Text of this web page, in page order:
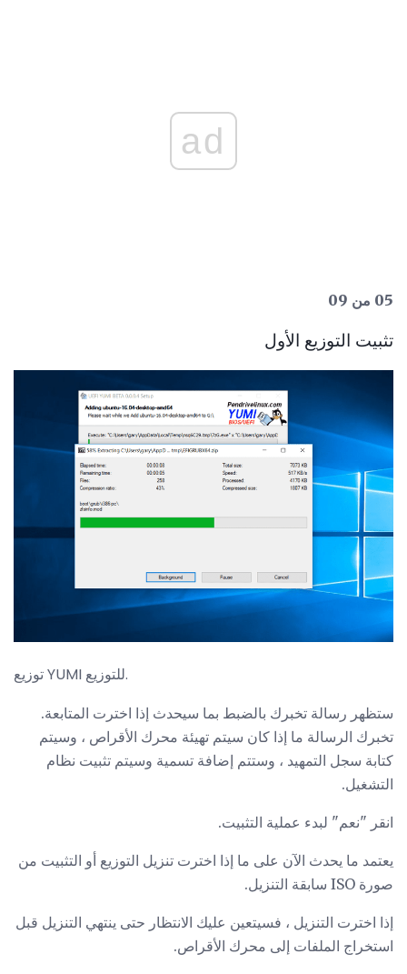
ad
05 من 09
تثبيت التوزيع الأول
توزيع YUMI للتوزيع.
ستظهر رسالة تخبرك بالضبط بما سيحدث إذا اخترت المتابعة.
تخبرك الرسالة ما إذا كان سيتم تهيئة محرك الأقراص ، وسيتم
كتابة سجل التمهيد ، وستتم إضافة تسمية وسيتم تثبيت نظام
التشغيل.
انقر "نعم" لبدء عملية التثبيت.
يعتمد ما يحدث الآن على ما إذا اخترت تنزيل التوزيع أو التثبيت من
صورة ISO سابقة التنزيل.
إذا اخترت التنزيل ، فسيتعين عليك الانتظار حتى ينتهي التنزيل قبل
استخراج الملفات إلى محرك الأقراص.